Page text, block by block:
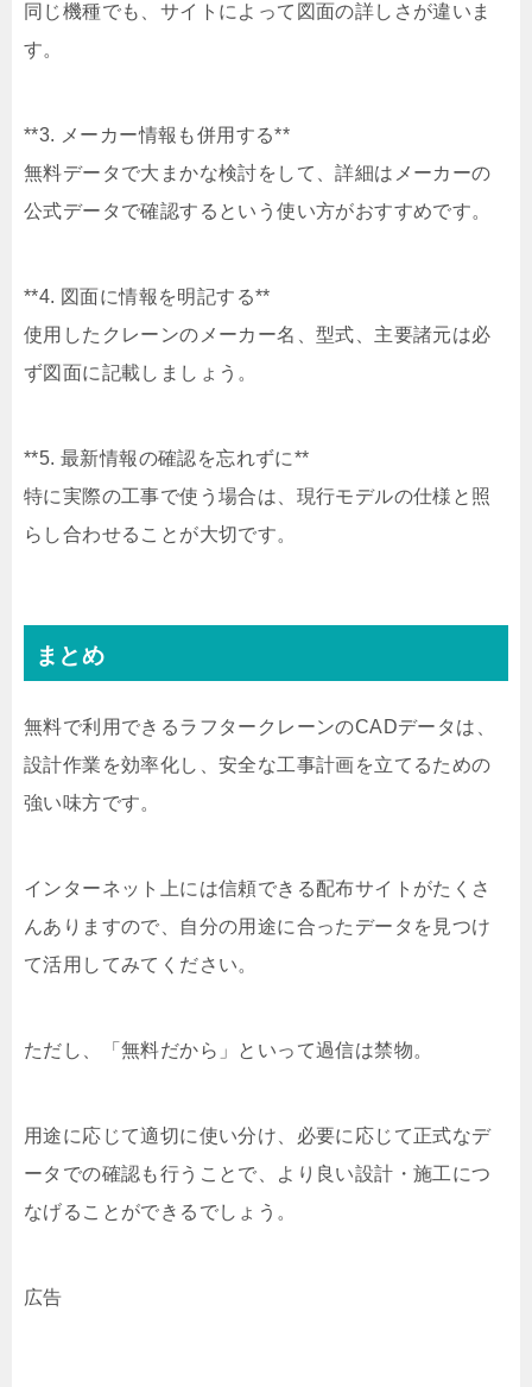
同じ機種でも、サイトによって図面の詳しさが違いま
す。
**3. メーカー情報も併用する**
無料データで大まかな検討をして、詳細はメーカーの
公式データで確認するという使い方がおすすめです。
**4. 図面に情報を明記する**
使用したクレーンのメーカー名、型式、主要諸元は必
ず図面に記載しましょう。
**5. 最新情報の確認を忘れずに**
特に実際の工事で使う場合は、現行モデルの仕様と照
らし合わせることが大切です。
まとめ
無料で利用できるラフタークレーンのCADデータは、
設計作業を効率化し、安全な工事計画を立てるための
強い味方です。
インターネット上には信頼できる配布サイトがたくさ
んありますので、自分の用途に合ったデータを見つけ
て活用してみてください。
ただし、「無料だから」といって過信は禁物。
用途に応じて適切に使い分け、必要に応じて正式なデ
ータでの確認も行うことで、より良い設計・施工につ
なげることができるでしょう。
広告